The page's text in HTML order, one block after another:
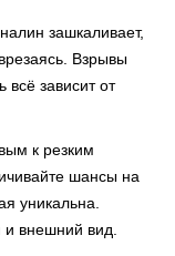
зашкаливает,
Взрывы
всё зависит от
к резким
шансы на
уникальна.
и внешний вид.